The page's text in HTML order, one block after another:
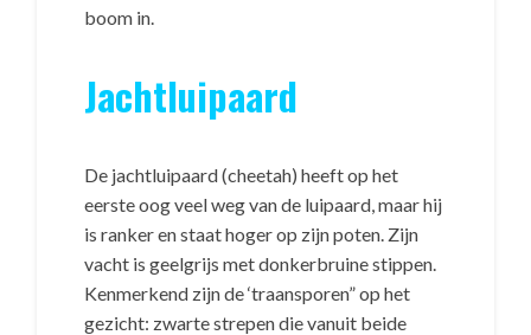
boom in.
Jachtluipaard
De jachtluipaard (cheetah) heeft op het
eerste oog veel weg van de luipaard, maar hij
is ranker en staat hoger op zijn poten. Zijn
vacht is geelgrijs met donkerbruine stippen.
Kenmerkend zijn de ‘traansporen” op het
gezicht: zwarte strepen die vanuit beide